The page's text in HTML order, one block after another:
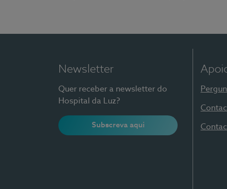
Newsletter
Quer receber a newsletter do
Hospital da Luz?
Subscreva aqui